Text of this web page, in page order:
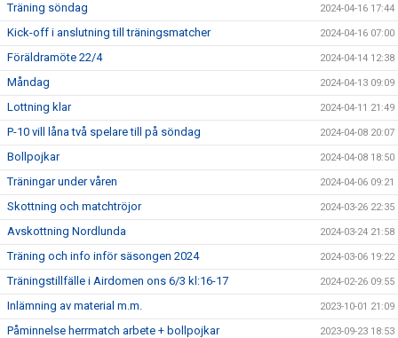
Träning söndag 2024-04-16 17:44
Kick-off i anslutning till träningsmatcher 2024-04-16 07:00
Föräldramöte 22/4 2024-04-14 12:38
Måndag 2024-04-13 09:09
Lottning klar 2024-04-11 21:49
P-10 vill låna två spelare till på söndag 2024-04-08 20:07
Bollpojkar 2024-04-08 18:50
Träningar under våren 2024-04-06 09:21
Skottning och matchtröjor 2024-03-26 22:35
Avskottning Nordlunda 2024-03-24 21:58
Träning och info inför säsongen 2024 2024-03-06 19:22
Träningstillfälle i Airdomen ons 6/3 kl:16-17 2024-02-26 09:55
Inlämning av material m.m. 2023-10-01 21:09
Påminnelse herrmatch arbete + bollpojkar 2023-09-23 18:53